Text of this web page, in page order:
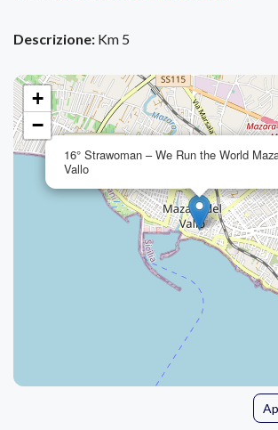
Descrizione: Km 5
16° Strawoman – We Run the World
Vallo
+
−